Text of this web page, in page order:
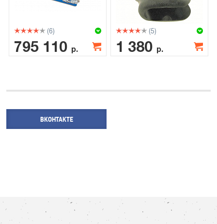
(6)
795 110 р.
(5)
1 380 р.
ВКОНТАКТЕ